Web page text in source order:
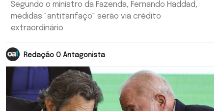
Segundo o ministro da Fazenda, Fernando Haddad,
medidas "antitarifaço" serão via crédito
extraordinário
Redação O Antagonista